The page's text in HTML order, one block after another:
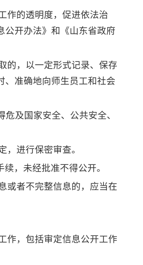
作的透明度，促进依法治
公开办法》和《山东省政府
的，以一定形式记录、保存
、准确地向师生员工和社会
及国家安全、公共安全、
进行保密审查。
，未经批准不得公开。
或者不完整信息的，应当在
作，包括审定信息公开工作